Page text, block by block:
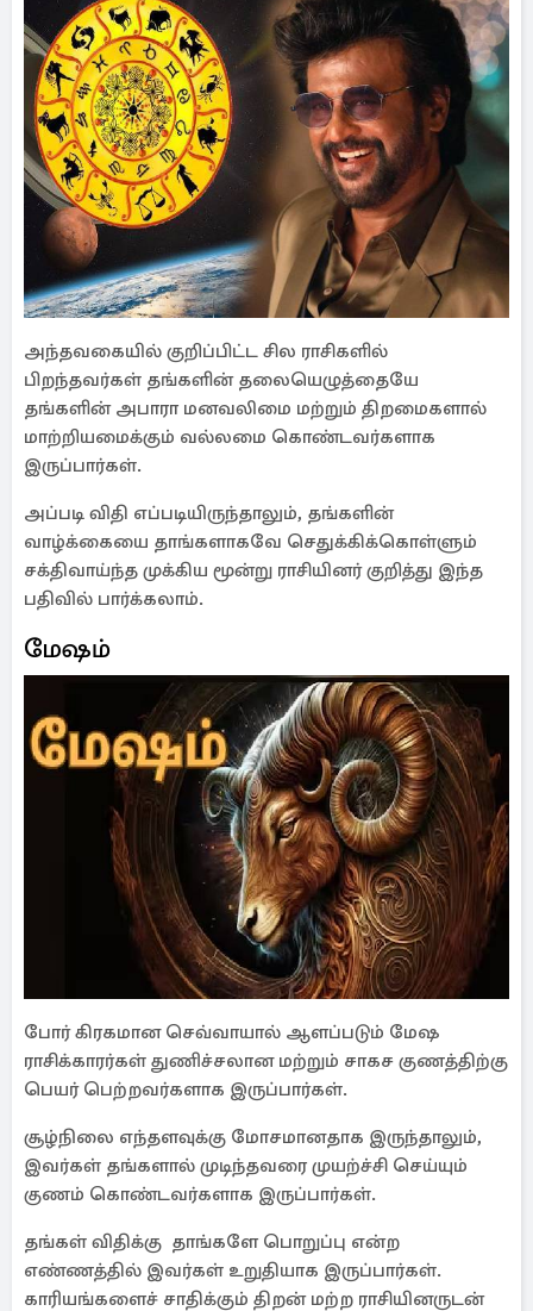
அந்தவகையில் குறிப்பிட்ட சில ராசிகளில்
பிறந்தவர்கள் தங்களின் தலையெழுத்தையே
தங்களின் அபாரா மனவலிமை மற்றும் திறமைகளால்
மாற்றியமைக்கும் வல்லமை கொண்டவர்களாக
இருப்பார்கள்.
அப்படி விதி எப்படியிருந்தாலும், தங்களின்
வாழ்க்கையை தாங்களாகவே செதுக்கிக்கொள்ளும்
சக்திவாய்ந்த முக்கிய மூன்று ராசியினர் குறித்து இந்த
பதிவில் பார்க்கலாம்.
மேஷம்
போர் கிரகமான செவ்வாயால் ஆளப்படும் மேஷ
ராசிக்காரர்கள் துணிச்சலான மற்றும் சாகச குணத்திற்கு
பெயர் பெற்றவர்களாக இருப்பார்கள்.
சூழ்நிலை எந்தளவுக்கு மோசமானதாக இருந்தாலும்,
இவர்கள் தங்களால் முடிந்தவரை முயற்ச்சி செய்யும்
குணம் கொண்டவர்களாக இருப்பார்கள்.
தங்கள் விதிக்கு தாங்களே பொறுப்பு என்ற
எண்ணத்தில் இவர்கள் உறுதியாக இருப்பார்கள்.
காரியங்களைச் சாதிக்கும் திறன் மற்ற ராசியினருடன்